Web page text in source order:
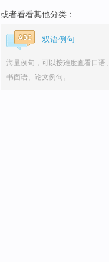
或者看看其他分类：
双语例句
海量例句，可以按难度查看口语、
书面语、论文例句。